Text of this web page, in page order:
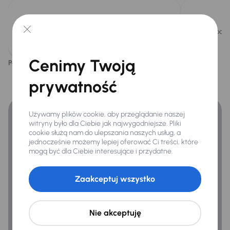
Extra
Kamera cofania
Karta SD do nawigacji
Infotainment
Android Auto
Pojazd wyposażony jest w efektywny silnik
Pojazd
Podoba ci się ten opis? Tak Nie
Finansowanie
Zyskaj lepsze warunki finansowania niż v banku.
Cenimy Twoją
prywatność
Używamy plików cookie, aby przeglądanie naszej
witryny było dla Ciebie jak najwygodniejsze. Pliki
cookie służą nam do ulepszania naszych usług, a
jednocześnie możemy lepiej oferować Ci treści, które
mogą być dla Ciebie interesujące i przydatne.
Nie akceptuję
Zaakceptuj wszystko